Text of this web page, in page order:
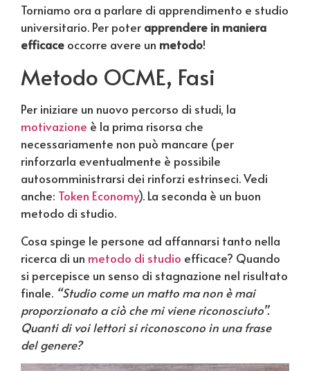
Torniamo ora a parlare di apprendimento e studio
universitario. Per poter apprendere in maniera
efficace occorre avere un metodo!
Metodo OCME, Fasi
Per iniziare un nuovo percorso di studi, la
motivazione è la prima risorsa che
necessariamente non può mancare (per
rinforzarla eventualmente è possibile
autosomministrarsi dei rinforzi estrinseci. Vedi
anche: Token Economy). La seconda è un buon
metodo di studio.
Cosa spinge le persone ad affannarsi tanto nella
ricerca di un metodo di studio efficace? Quando
si percepisce un senso di stagnazione nel risultato
finale. “Studio come un matto ma non è mai
proporzionato a ciò che mi viene riconosciuto”.
Quanti di voi lettori si riconoscono in una frase
del genere?